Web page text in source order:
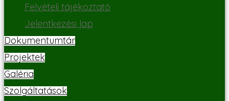
Felvételi tájékoztató
Jelentkezési lap
Dokumentumtár
Projektek
Galéria
Szolgáltatások